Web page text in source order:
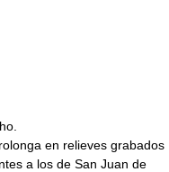
en relieves grabados
a los de San Juan de